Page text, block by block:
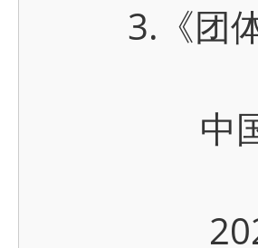
3.《团体
中国交
2023